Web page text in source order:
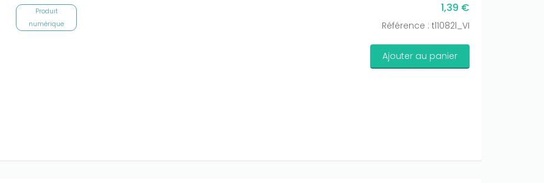
Produit
numérique
1,39 €
Référence : tl1082l_VI
Ajouter au panier